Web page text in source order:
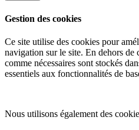
Gestion des cookies
Ce site utilise des cookies pour
navigation sur le site. En dehors de
comme nécessaires sont stockés
essentiels aux fonctionnalités de
Nous utilisons également des